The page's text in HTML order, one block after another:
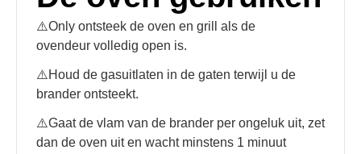
⚠️Only ontsteek de oven en grill als de
ovendeur volledig open is.
⚠️Houd de gasuitlaten in de gaten terwijl u de
brander ontsteekt.
⚠️Gaat de vlam van de brander per ongeluk uit, zet
dan de oven uit en wacht minstens 1 minuut